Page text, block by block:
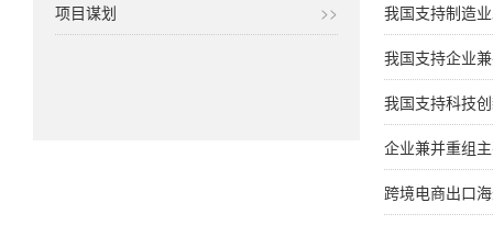
我国支持制造
我国支持企业
我国支持科技
企业兼并重组
跨境电商出口
项目谋划 >>